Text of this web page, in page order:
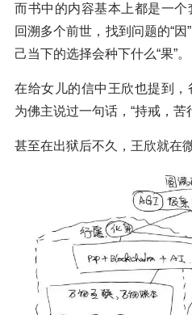
而书中的内容基本上都是一
回溯多个前世，找到问题的“
己当下的选择会种下什么“果”。
在给女儿的信中王欣也提到，
为佛主说过一句话，“持戒，
甚至在出狱后不久，王欣就在